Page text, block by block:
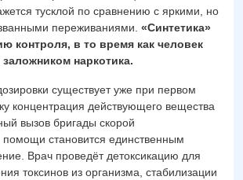
тусклой по сравнению с яркими, но
переживаниями. «Синтетика»
контроля, в то время как человек
наркотика.
существует уже при первом
концентрация действующего вещества
вызов бригады скорой
помощи становится единственным
Врач проведёт детоксикацию для
токсинов из организма, стабилизации